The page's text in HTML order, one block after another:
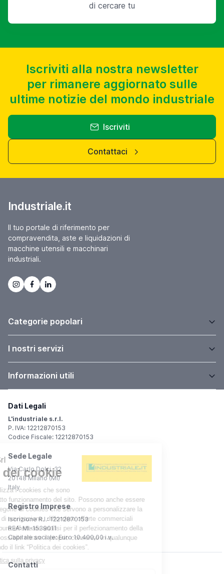
di cercare tu
Iscriviti alla nostra newsletter
per rimanere aggiornato sulle
ultime notizie del mondo industriale
Iscriviti
Contattaci
Industriale.it
Il tuo portale di riferimento per
compravendita, aste e liquidazioni di
macchine utensili e macchinari
industriali.
Categorie popolari
I nostri servizi
Informazioni utili
Dati Legali
L'industriale s.r.l.
P. IVA: 12212870153
Codice Fiscale: 12212870153
Sede Legale
Via Carlo Dolci, 32
20148 Milano (MI)
Italy
Registro Imprese
Iscrizione R.I.: 12212870153
REA: MI-1539011
Capitale sociale: Euro 10.400,00 i.v.
Contatti